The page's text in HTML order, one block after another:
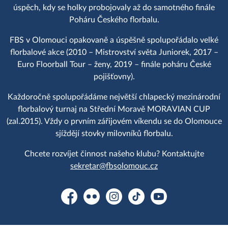
úspěch, kdy se holky probojovaly až do samotného finále
Poháru Českého florbalu.
FBS v Olomouci opakovaně a úspěšně spolupořádalo velké
florbalové akce (2010 – Mistrovství světa Juniorek, 2017 –
Euro Floorball Tour – ženy, 2019 – finále poháru České
pojišťovny).
Každoročně spolupořádáme největší chlapecký mezinárodní
florbalový turnaj na Střední Moravě MORAVIAN CUP
(zal.2015). Vždy o prvním zářijovém víkendu se do Olomouce
sjíždějí stovky milovníků florbalu.
Chcete rozvíjet činnost našeho klubu? Kontaktujte
sekretar@fbsolomouc.cz
FacebookFlickr Instagram
TikTok YouTube